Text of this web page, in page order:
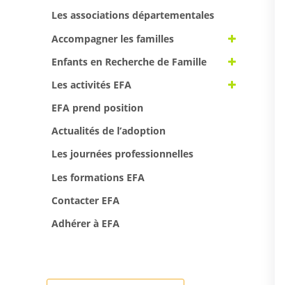
Les associations départementales
Accompagner les familles
Enfants en Recherche de Famille
Les activités EFA
EFA prend position
Actualités de l’adoption
Les journées professionnelles
Les formations EFA
Contacter EFA
Adhérer à EFA